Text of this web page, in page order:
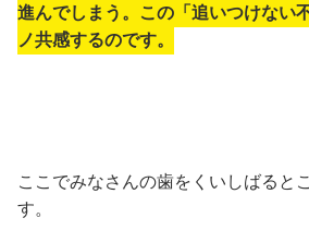
進んでしまう。この「追いつけない
ノ共感するのです。
ここでみなさんの歯をくいしばると
す。